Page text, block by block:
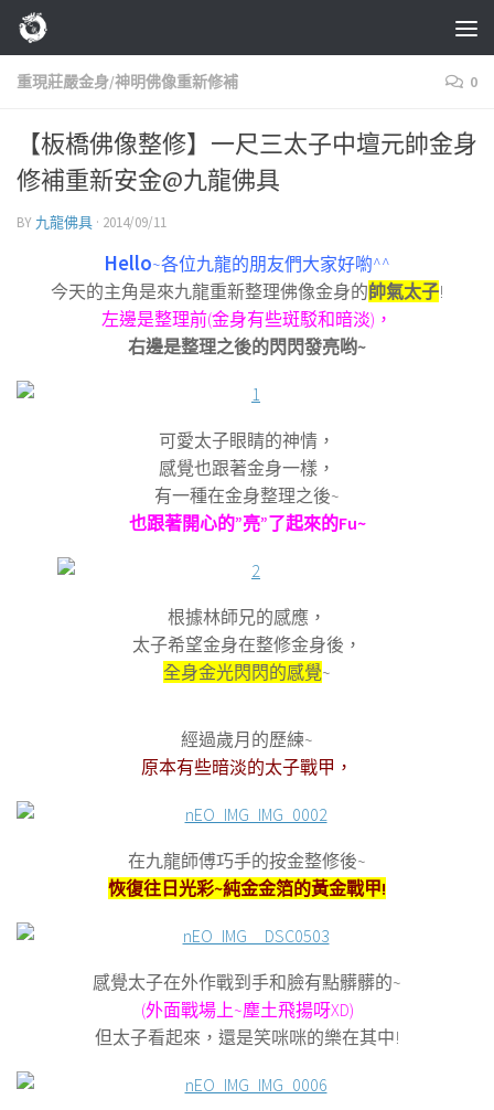
Skip to content
重現莊嚴金身/神明佛像重新修補 0
【板橋佛像整修】一尺三太子中壇元帥金身
修補重新安金@九龍佛具
BY 九龍佛具 · 2014/09/11
Hello~各位九龍的朋友們大家好喲^^
今天的主角是來九龍重新整理佛像金身的帥氣太子!
左邊是整理前(金身有些斑駁和暗淡)，
右邊是整理之後的閃閃發亮哟~
可愛太子眼睛的神情，
感覺也跟著金身一樣，
有一種在金身整理之後~
也跟著開心的”亮”了起來的Fu~
根據林師兄的感應，
太子希望金身在整修金身後，
全身金光閃閃的感覺~
經過歲月的歷練~
原本有些暗淡的太子戰甲，
在九龍師傅巧手的按金整修後~
恢復往日光彩~純金金箔的黃金戰甲!
感覺太子在外作戰到手和臉有點髒髒的~
(外面戰場上~塵土飛揚呀XD)
但太子看起來，還是笑咪咪的樂在其中!